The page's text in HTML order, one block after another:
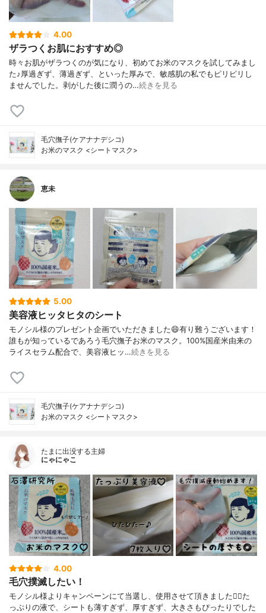
4.00
ザラつくお肌におすすめ◎
時々お肌がザラつくのが気になり、初めてお米のマスクを試してみまし
た♪厚過ぎず、薄過ぎず、といった厚みで、敏感肌の私でもピリピリし
ませんでした。剥がした後に潤うの…続きを見る
毛穴撫子(ケアナナデシコ)
お米のマスク <シートマスク>
恵未
5.00
美容液ヒッタヒタのシート
モノシル様のプレゼント企画でいただきました😄有り難うございます！
誰もが知っているであろう毛穴撫子お米のマスク。100%国産米由来の
ライスセラム配合で、美容液ヒッ…続きを見る
毛穴撫子(ケアナナデシコ)
お米のマスク <シートマスク>
たまに出没する主婦
にゃにゃこ
4.00
毛穴撲滅したい！
モノシル様よりキャンペーンにて当選し、使用させて頂きました🙇‍♀️た
っぷりの液で、シートも薄すぎず、厚すぎず、大きさもぴったりでした